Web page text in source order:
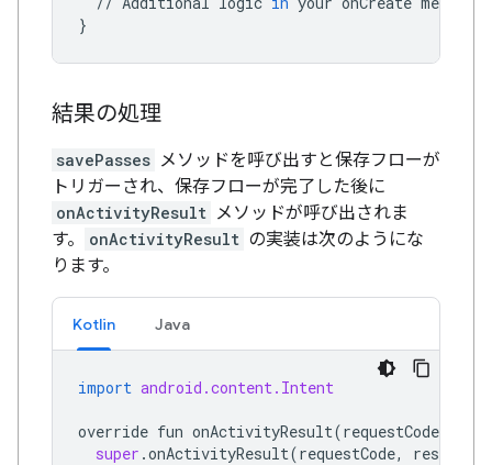
}
結果の処理
savePasses メソッドを呼び出すと保存フローが
トリガーされ、保存フローが完了した後に
onActivityResult メソッドが呼び出されま
す。
onActivityResult の実装は次のようにな
ります。
Kotlin Java
import android.content.Intent
override fun onActivityResult(requestCode
super .onActivityResult(requestCode,